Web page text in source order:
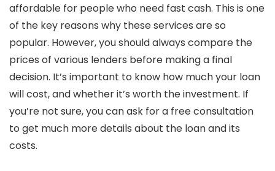
affordable for people who need fast cash. This is one
of the key reasons why these services are so
popular. However, you should always compare the
prices of various lenders before making a final
decision. It’s important to know how much your loan
will cost, and whether it’s worth the investment. If
you’re not sure, you can ask for a free consultation
to get much more details about the loan and its
costs.